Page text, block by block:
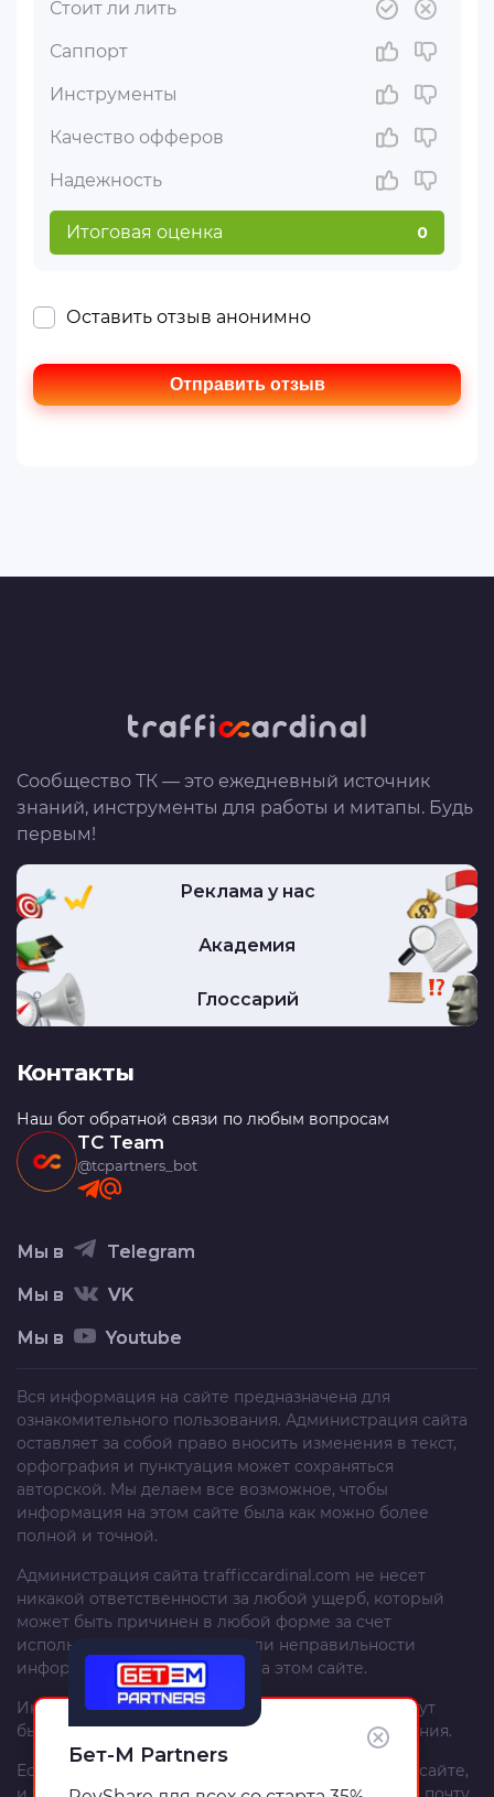
Стоит ли лить
Саппорт
Инструменты
Качество офферов
Надежность
Итоговая оценка 0
Оставить отзыв анонимно
Отправить отзыв
Сообщество ТК — это ежедневный источник
знаний, инструменты для работы и митапы. Будь
первым!
Реклама у нас
Академия
Глоссарий
Контакты
Наш бот обратной связи по любым вопросам
TC Team
@tcpartners_bot
Мы в Telegram
Мы в VK
Мы в Youtube
Вся информация на сайте предназначена для
ознакомительного пользования. Администрация сайта
оставляет за собой право вносить изменения в текст,
орфография и пунктуация может сохраняться
авторской. Мы делаем все возможное, чтобы
информация на этом сайте была как можно более
полной и точной.
Администрация сайта trafficcardinal.com не несет
никакой ответственности за любой ущерб, который
может быть причинен в любой форме за счет
использования, неполноты или неправильности
информации, размещенной на этом сайте.
Информация и рекомендации на этом сайте могут
быть изменены без предварительного уведомления.
Если вы – автор материала, опубликованного на сайте,
Бет-М Partners